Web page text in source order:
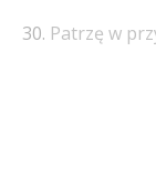
Patrzę w